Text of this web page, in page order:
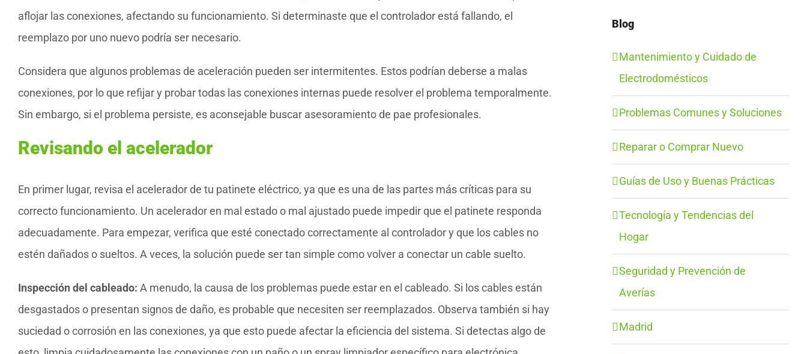
aflojar las conexiones, afectando su funcionamiento. Si determinaste que el controlador está fallando, el
reemplazo por uno nuevo podría ser necesario.
Considera que algunos problemas de aceleración pueden ser intermitentes. Estos podrían deberse a malas
conexiones, por lo que refijar y probar todas las conexiones internas puede resolver el problema temporalmente.
Sin embargo, si el problema persiste, es aconsejable buscar asesoramiento de pae profesionales.
Revisando el acelerador
En primer lugar, revisa el acelerador de tu patinete eléctrico, ya que es una de las partes más críticas para su
correcto funcionamiento. Un acelerador en mal estado o mal ajustado puede impedir que el patinete responda
adecuadamente. Para empezar, verifica que esté conectado correctamente al controlador y que los cables no
estén dañados o sueltos. A veces, la solución puede ser tan simple como volver a conectar un cable suelto.
Inspección del cableado: A menudo, la causa de los problemas puede estar en el cableado. Si los cables están
desgastados o presentan signos de daño, es probable que necesiten ser reemplazados. Observa también si hay
suciedad o corrosión en las conexiones, ya que esto puede afectar la eficiencia del sistema. Si detectas algo de
Blog
Mantenimiento y Cuidado de
Electrodomésticos
Problemas Comunes y Soluciones
Reparar o Comprar Nuevo
Guías de Uso y Buenas Prácticas
Tecnología y Tendencias del
Hogar
Seguridad y Prevención de
Averías
Madrid